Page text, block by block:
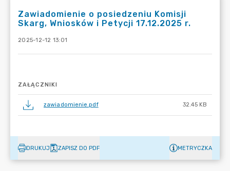
Zawiadomienie o posiedzeniu Komisji
Skarg, Wniosków i Petycji 17.12.2025 r.
2025-12-12 13:01
ZAŁĄCZNIKI
zawiadomienie.pdf 32.45 KB
DRUKUJ ZAPISZ DO PDF METRYCZKA